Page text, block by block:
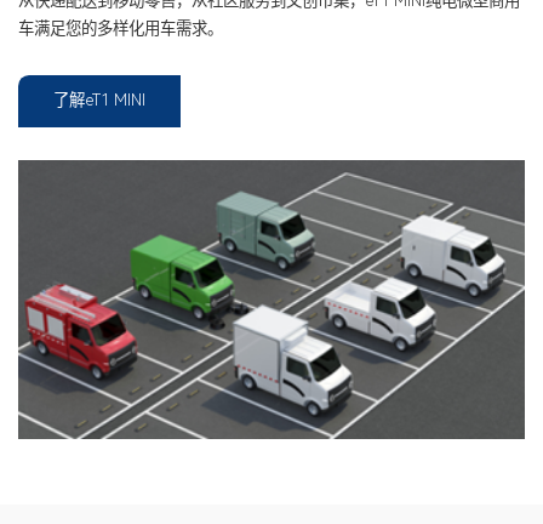
车满足您的多样化用车需求。
了解eT1 MINI